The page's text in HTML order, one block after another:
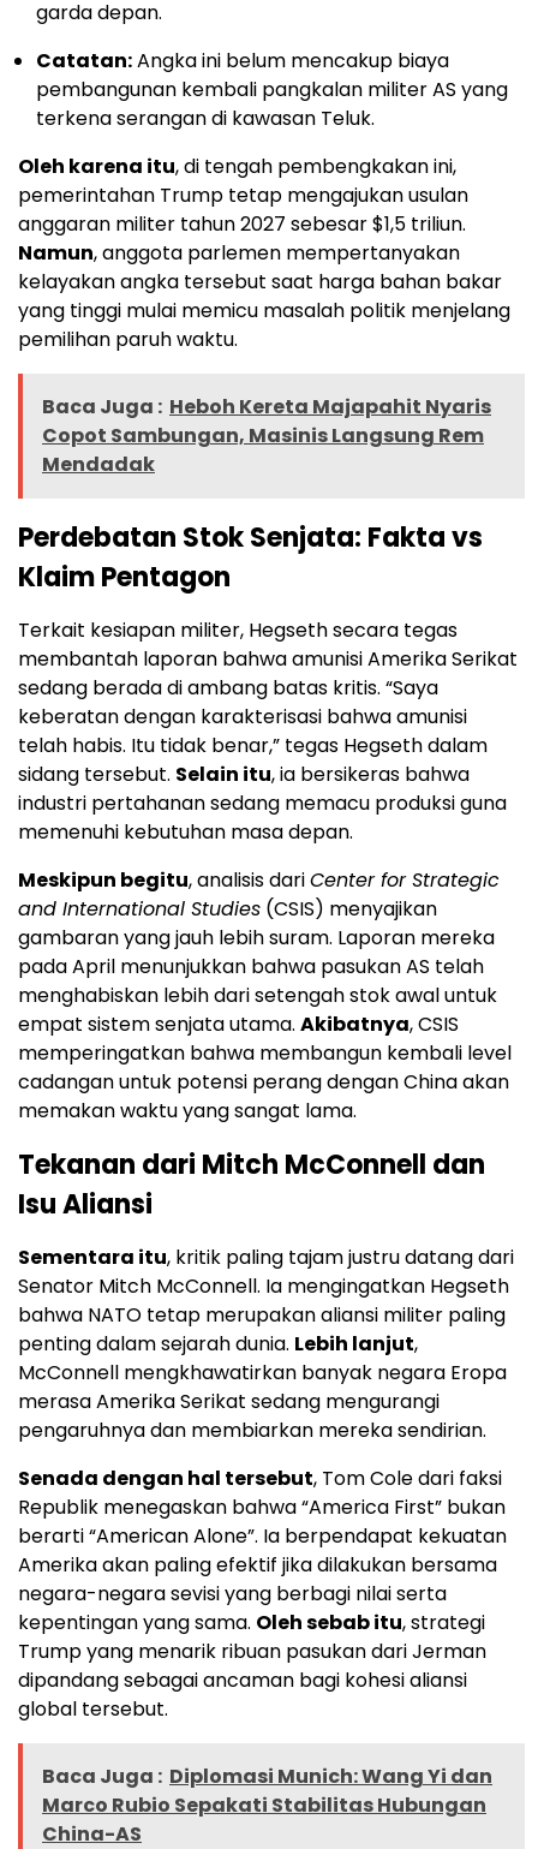
garda depan.
Catatan:Angka ini belum mencakup biaya
pembangunan kembali pangkalan militer AS yang
terkena serangan di kawasan Teluk.
Oleh karena itu, di tengah pembengkakan ini,
pemerintahan Trump tetap mengajukan usulan
anggaran militer tahun 2027 sebesar $1,5 triliun.
Namun, anggota parlemen mempertanyakan
kelayakan angka tersebut saat harga bahan bakar
yang tinggi mulai memicu masalah politik menjelang
pemilihan paruh waktu.
Baca Juga : Heboh Kereta Majapahit Nyaris
Copot Sambungan, Masinis Langsung Rem
Mendadak
Perdebatan Stok Senjata: Fakta vs
Klaim Pentagon
Terkait kesiapan militer, Hegseth secara tegas
membantah laporan bahwa amunisi Amerika Serikat
sedang berada di ambang batas kritis. “Saya
keberatan dengan karakterisasi bahwa amunisi
telah habis. Itu tidak benar,” tegas Hegseth dalam
sidang tersebut. Selain itu, ia bersikeras bahwa
industri pertahanan sedang memacu produksi guna
memenuhi kebutuhan masa depan.
Meskipun begitu, analisis dariCenter for Strategic
and International Studies (CSIS) menyajikan
gambaran yang jauh lebih suram. Laporan mereka
pada April menunjukkan bahwa pasukan AS telah
menghabiskan lebih dari setengah stok awal untuk
empat sistem senjata utama. Akibatnya, CSIS
memperingatkan bahwa membangun kembali level
cadangan untuk potensi perang dengan China akan
memakan waktu yang sangat lama.
Tekanan dari Mitch McConnell dan
Isu Aliansi
Sementara itu, kritik paling tajam justru datang dari
Senator Mitch McConnell. Ia mengingatkan Hegseth
bahwa NATO tetap merupakan aliansi militer paling
penting dalam sejarah dunia. Lebih lanjut,
McConnell mengkhawatirkan banyak negara Eropa
merasa Amerika Serikat sedang mengurangi
pengaruhnya dan membiarkan mereka sendirian.
Senada dengan hal tersebut, Tom Cole dari faksi
Republik menegaskan bahwa “America First” bukan
berarti “American Alone”. Ia berpendapat kekuatan
Amerika akan paling efektif jika dilakukan bersama
negara-negara sevisi yang berbagi nilai serta
kepentingan yang sama. Oleh sebab itu, strategi
Trump yang menarik ribuan pasukan dari Jerman
dipandang sebagai ancaman bagi kohesi aliansi
global tersebut.
Baca Juga : Diplomasi Munich: Wang Yi dan
Marco Rubio Sepakati Stabilitas Hubungan
China-AS